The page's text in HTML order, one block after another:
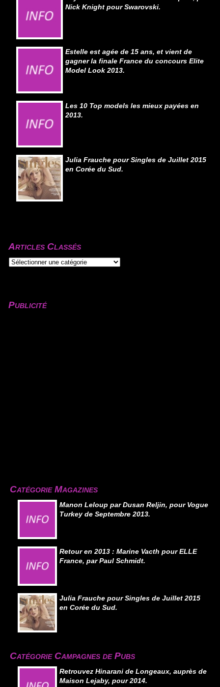
Nick Knight pour Swarovski.
Estelle est agée de 15 ans, et vient de
gagner la finale France du concours Elite
Model Look 2013.
Les 10 Top models les mieux payées en
2013.
Julia Frauche pour Singles de Juillet 2015
en Corée du Sud.
Articles Classés
Publicité
Catégorie Magazines
Manon Leloup par Dusan Reljin, pour Vogue
Turkey de Septembre 2013.
Retour en 2013 : Marine Vacth pour ELLE
France, par Paul Schmidt.
Julia Frauche pour Singles de Juillet 2015
en Corée du Sud.
Catégorie Campagnes de Pubs
Retrouvez Hinarani de Longeaux, auprès de
Maison Lejaby, pour 2014.